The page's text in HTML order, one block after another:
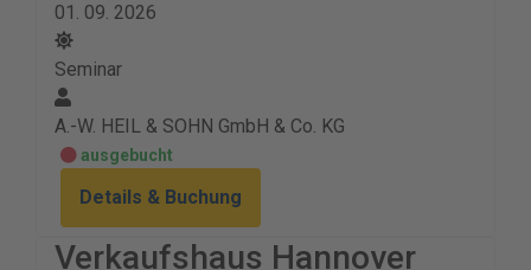
01. 09. 2026
Seminar
A.-W. HEIL & SOHN GmbH & Co. KG
ausgebucht
Details & Buchung
Verkaufshaus Hannover